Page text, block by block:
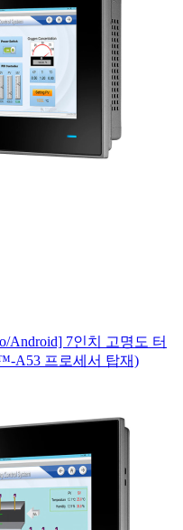
Android] 7인치 고명도 터
A53 프로세서 탑재)